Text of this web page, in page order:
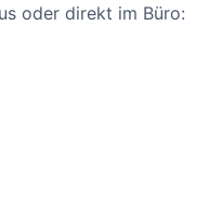
oder direkt im Büro: